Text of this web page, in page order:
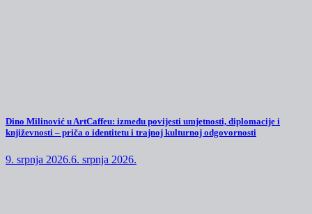
Dino Milinović u ArtCaffeu: između povijesti umjetnosti, diplomacije i
književnosti – priča o identitetu i trajnoj kulturnoj odgovornosti
9. srpnja 2026.6. srpnja 2026.